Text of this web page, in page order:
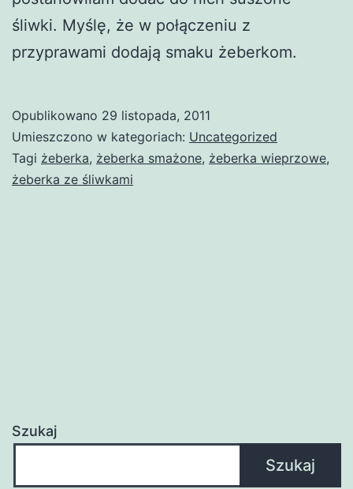
śliwki. Myślę, że w połączeniu z
przyprawami dodają smaku żeberkom.
Opublikowano 29 listopada, 2011
Umieszczono w kategoriach: Uncategorized
Tagi żeberka, żeberka smażone, żeberka wieprzowe,
żeberka ze śliwkami
Szukaj
Szukaj